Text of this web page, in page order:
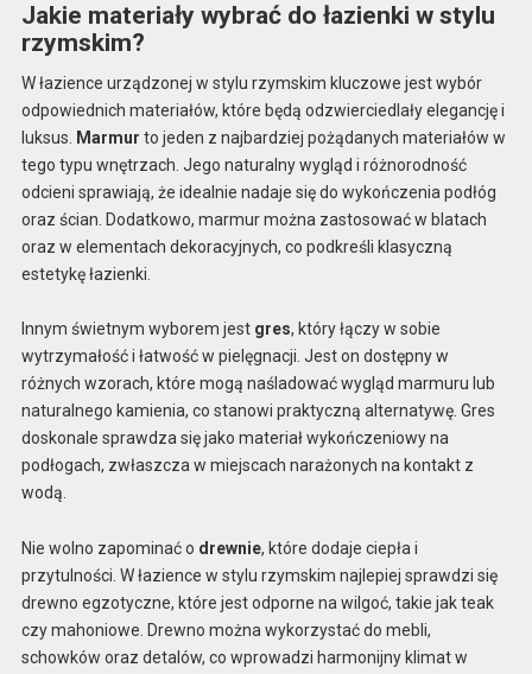
Jakie materiały wybrać do łazienki w stylu
rzymskim?
W łazience urządzonej w stylu rzymskim kluczowe jest wybór
odpowiednich materiałów, które będą odzwierciedlały elegancję i
luksus. Marmur to jeden z najbardziej pożądanych materiałów w
tego typu wnętrzach. Jego naturalny wygląd i różnorodność
odcieni sprawiają, że idealnie nadaje się do wykończenia podłóg
oraz ścian. Dodatkowo, marmur można zastosować w blatach
oraz w elementach dekoracyjnych, co podkreśli klasyczną
estetykę łazienki.
Innym świetnym wyborem jest gres, który łączy w sobie
wytrzymałość i łatwość w pielęgnacji. Jest on dostępny w
różnych wzorach, które mogą naśladować wygląd marmuru lub
naturalnego kamienia, co stanowi praktyczną alternatywę. Gres
doskonale sprawdza się jako materiał wykończeniowy na
podłogach, zwłaszcza w miejscach narażonych na kontakt z
wodą.
Nie wolno zapominać o drewnie, które dodaje ciepła i
przytulności. W łazience w stylu rzymskim najlepiej sprawdzi się
drewno egzotyczne, które jest odporne na wilgoć, takie jak teak
czy mahoniowe. Drewno można wykorzystać do mebli,
schowków oraz detalów, co wprowadzi harmonijny klimat w